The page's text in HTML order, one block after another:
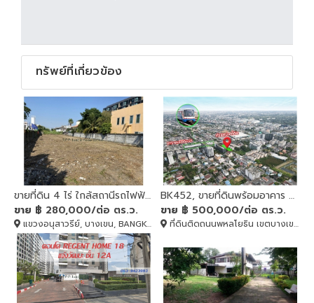
ทรัพย์ที่เกี่ยวข้อง
ขายที่ดิน 4 ไร่ ใกล้สถานีรถไฟฟ้า พหลโยธิน 59
ขาย ฿ 280,000/ต่อ ตร.ว.
แขวงอนุสาวรีย์, บางเขน, BANGKOK , 10220
BK452, ขายที่ดินพร้อมอาคาร พหลโยธิน 59 เนื้อที่ 452 ตรว. ใกล้รถไฟฟ้า
ขาย ฿ 500,000/ต่อ ตร.ว.
ที่ดินติดถนนพหลโยธิน เขตบางเขน กทม., บางเขน, BANGKOK , 10220